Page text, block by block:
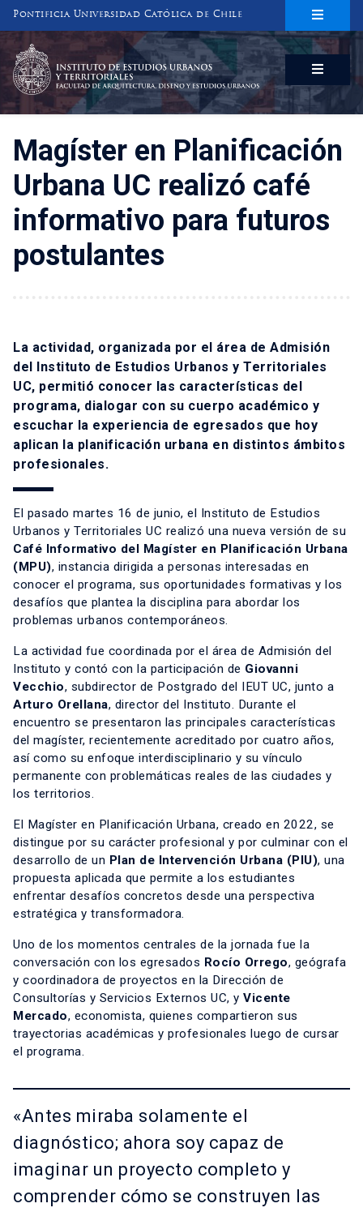
Pontificia Universidad Católica de Chile
INSTITUTO DE ESTUDIOS URBANOS
Y TERRITORIALES
FACULTAD DE ARQUITECTURA, DISEÑO Y ESTUDIOS URBANOS
Magíster en Planificación
Urbana UC realizó café
informativo para futuros
postulantes
La actividad, organizada por el área de Admisión
del Instituto de Estudios Urbanos y Territoriales
UC, permitió conocer las características del
programa, dialogar con su cuerpo académico y
escuchar la experiencia de egresados que hoy
aplican la planificación urbana en distintos ámbitos
profesionales.
El pasado martes 16 de junio, el Instituto de Estudios
Urbanos y Territoriales UC realizó una nueva versión de su
Café Informativo del Magíster en Planificación Urbana
(MPU), instancia dirigida a personas interesadas en
conocer el programa, sus oportunidades formativas y los
desafíos que plantea la disciplina para abordar los
problemas urbanos contemporáneos.
La actividad fue coordinada por el área de Admisión del
Instituto y contó con la participación de Giovanni
Vecchio, subdirector de Postgrado del IEUT UC, junto a
Arturo Orellana, director del Instituto. Durante el
encuentro se presentaron las principales características
del magíster, recientemente acreditado por cuatro años,
así como su enfoque interdisciplinario y su vínculo
permanente con problemáticas reales de las ciudades y
los territorios.
El Magíster en Planificación Urbana, creado en 2022, se
distingue por su carácter profesional y por culminar con el
desarrollo de un Plan de Intervención Urbana (PIU), una
propuesta aplicada que permite a los estudiantes
enfrentar desafíos concretos desde una perspectiva
estratégica y transformadora.
Uno de los momentos centrales de la jornada fue la
conversación con los egresados Rocío Orrego, geógrafa
y coordinadora de proyectos en la Dirección de
Consultorías y Servicios Externos UC, y Vicente
Mercado, economista, quienes compartieron sus
trayectorias académicas y profesionales luego de cursar
el programa.
«Antes miraba solamente el
diagnóstico; ahora soy capaz de
imaginar un proyecto completo y
comprender cómo se construyen las